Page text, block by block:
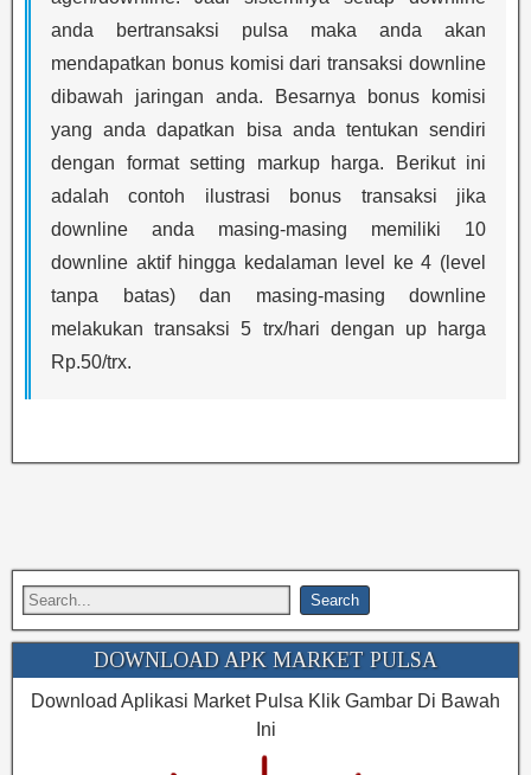
anda bertransaksi pulsa maka anda akan
mendapatkan bonus komisi dari transaksi downline
dibawah jaringan anda. Besarnya bonus komisi
yang anda dapatkan bisa anda tentukan sendiri
dengan format setting markup harga. Berikut ini
adalah contoh ilustrasi bonus transaksi jika
downline anda masing-masing memiliki 10
downline aktif hingga kedalaman level ke 4 (level
tanpa batas) dan masing-masing downline
melakukan transaksi 5 trx/hari dengan up harga
Rp.50/trx.
DOWNLOAD APK MARKET PULSA
Download Aplikasi Market Pulsa Klik Gambar Di Bawah
Ini